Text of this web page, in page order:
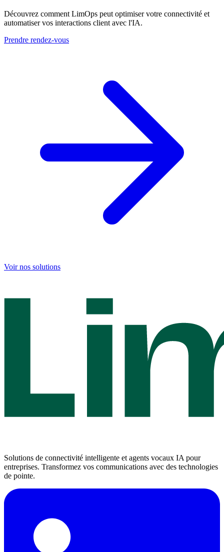
Découvrez comment LimOps peut optimiser votre connectivité et
automatiser vos interactions client avec l'IA.
Prendre rendez-vous
Voir nos solutions
Solutions de connectivité intelligente et agents vocaux IA pour
entreprises. Transformez vos communications avec des technologies
de pointe.